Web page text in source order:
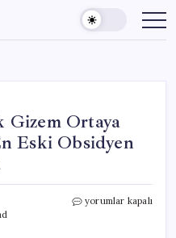
Gizem Ortaya
Eski Obsidyen
Bitlis’te
yorumlar kapalı